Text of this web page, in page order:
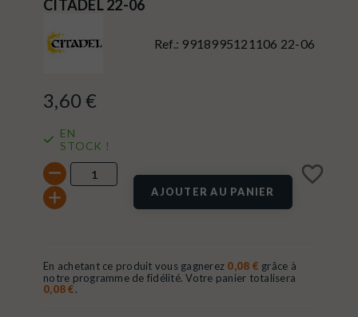
CITADEL 22-06
Ref.: 9918995121106 22-06
3,60 €
EN
STOCK !
AJOUTER AU PANIER
favorite_border
En achetant ce produit vous gagnerez 0,08 € grâce à
notre programme de fidélité. Votre panier totalisera
0,08 €.